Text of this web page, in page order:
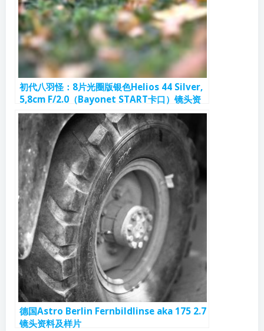
初代八羽怪：8片光圈版银色Helios 44 Silver,
5,8cm F/2.0（Bayonet START卡口）镜头资
料和样片
德国Astro Berlin Fernbildlinse aka 175 2.7
镜头资料及样片